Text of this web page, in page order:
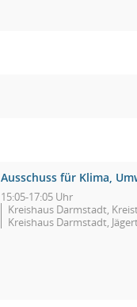
Ausschuss für Klima,
15:05-17:05 Uhr
Kreishaus Darmstadt,
Kreishaus Darmstadt,